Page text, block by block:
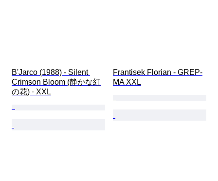
B'Jarco (1988) - Silent
Crimson Bloom (静かな紅
の花) · XXL
Frantisek Florian - GREP-
MA XXL